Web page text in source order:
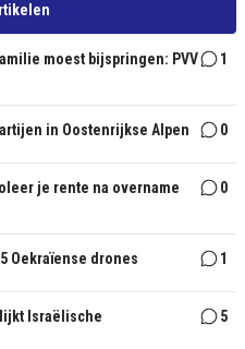
moest bijspringen: PVV
1
in Oostenrijkse Alpen 0
je rente na overname
0
Oekraïense drones 1
Israëlische
5